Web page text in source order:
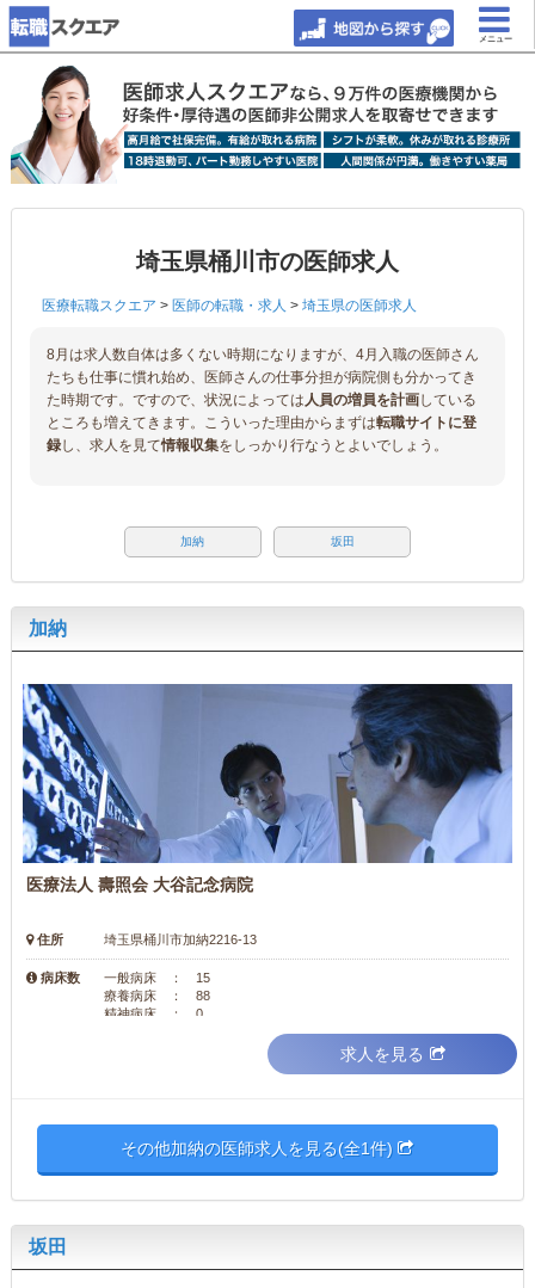
メニュー
埼玉県桶川市の医師求人
医療転職スクエア > 医師の転職・求人 > 埼玉県の医師求人
8月は求人数自体は多くない時期になりますが、4月入職の医師さん
たちも仕事に慣れ始め、医師さんの仕事分担が病院側も分かってき
た時期です。ですので、状況によっては人員の増員を計画している
ところも増えてきます。こういった理由からまずは転職サイトに登
録し、求人を見て情報収集をしっかり行なうとよいでしょう。
加納 坂田
加納
医療法人 壽照会 大谷記念病院
住所 埼玉県桶川市加納2216-13
病床数
一般病床 ： 15
療養病床 ： 88
精神病床 ： 0
求人を見る
その他加納の医師求人を見る(全1件)
坂田